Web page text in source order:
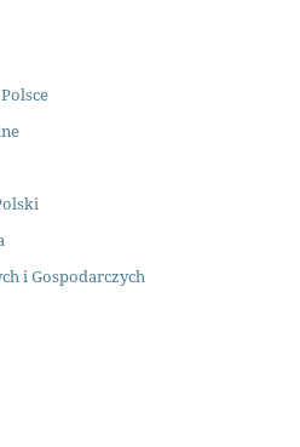
i
i Gospodarczych